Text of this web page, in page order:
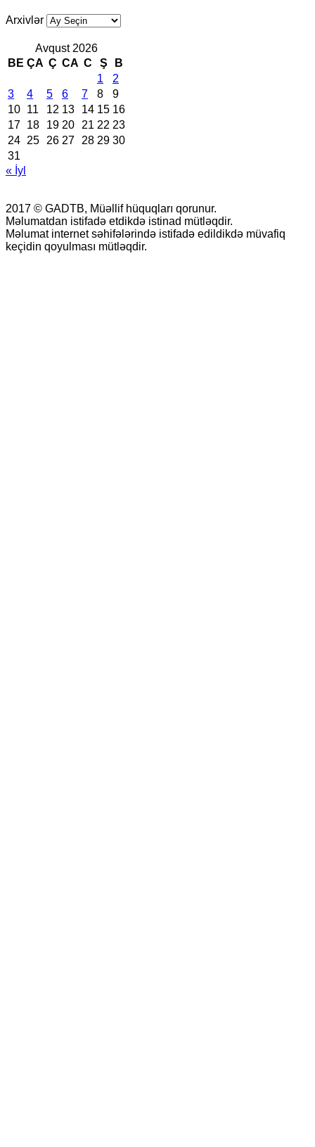
Arxivlər
Avqust 2026
BE ÇA Ç CA C Ş
B
1
2
3
4 5 6 7 8
9
10 11 12 13 14 15 16
17 18 19 20 21 22 23
24 25 26 27 28 29 30
31
« İyl
2017 © GADTB, Müəllif hüquqları qorunur.
Məlumatdan istifadə etdikdə istinad mütləqdir.
Məlumat internet səhifələrində istifadə edildikdə müvafiq
keçidin qoyulması mütləqdir.